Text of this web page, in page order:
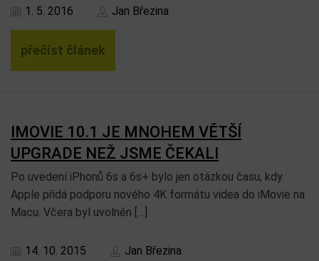
1. 5. 2016 Jan Březina
přečíst článek
IMOVIE 10.1 JE MNOHEM VĚTŠÍ
UPGRADE NEŽ JSME ČEKALI
Po uvedení iPhonů 6s a 6s+ bylo jen otázkou času, kdy
Apple přidá podporu nového 4K formátu videa do iMovie na
Macu. Včera byl uvolněn […]
14. 10. 2015 Jan Březina